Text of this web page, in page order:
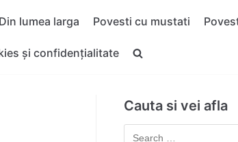
Din lumea larga Povesti cu mustati
și confidențialitate
Cauta si vei afla